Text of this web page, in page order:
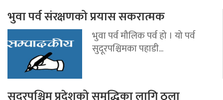
भुवा पर्व संरक्षणको प्रयास सकरात्मक
भुवा पर्व मौलिक पर्व हो । यो पर्व
सुदूरपश्चिमका पहाडी...